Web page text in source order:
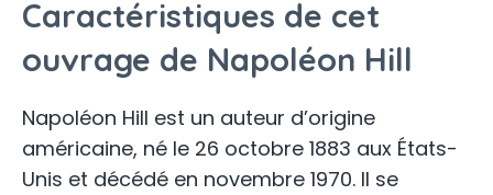
Caractéristiques de cet
ouvrage de Napoléon Hill
Napoléon Hill est un auteur d’origine
américaine, né le 26 octobre 1883 aux États-
Unis et décédé en novembre 1970. Il se